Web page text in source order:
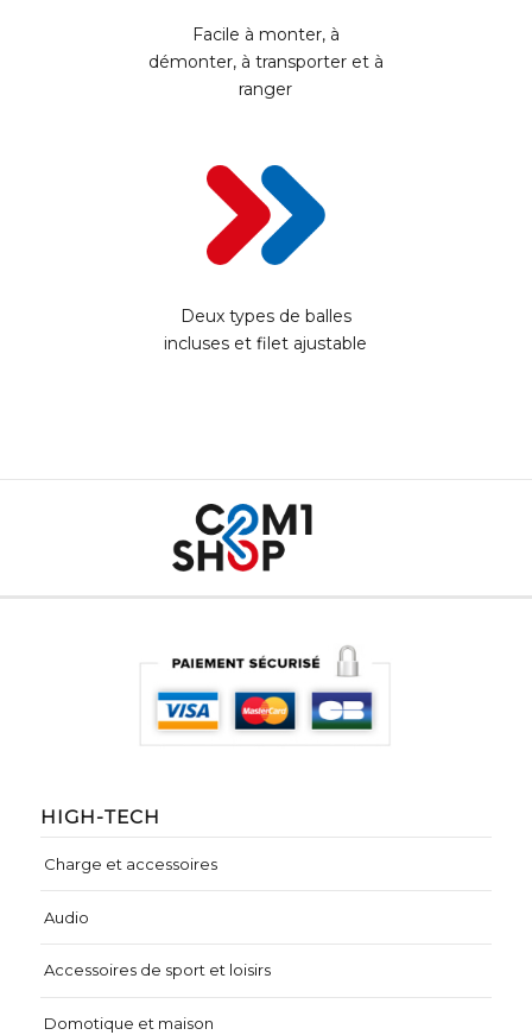
Facile à monter, à
démonter, à transporter et à
ranger
Deux types de balles
incluses et filet ajustable
HIGH-TECH
Charge et accessoires
Audio
Accessoires de sport et loisirs
Domotique et maison